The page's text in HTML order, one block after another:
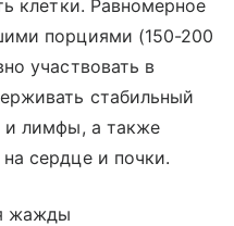
клетки. Равномерное
порциями (150-200
участвовать в
стабильный
и лимфы, а также
сердце и почки.
жажды